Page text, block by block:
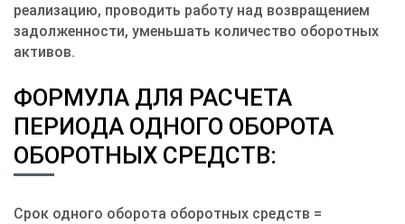
реализацию, проводить работу над возвращением
задолженности, уменьшать количество оборотных
активов.
ФОРМУЛА ДЛЯ РАСЧЕТА
ПЕРИОДА ОДНОГО ОБОРОТА
ОБОРОТНЫХ СРЕДСТВ:
Срок одного оборота оборотных средств =